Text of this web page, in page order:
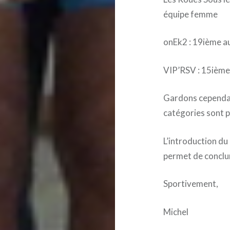
équipe femme
onEk2 : 19ième
VIP’RSV :
Gardons
catégories sont
L’introduction
permet de
Sportivement,
Michel